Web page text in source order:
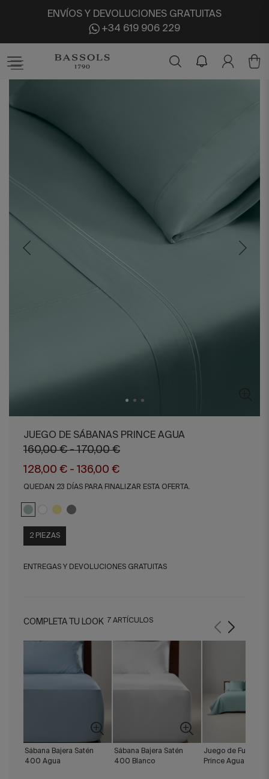
ENVÍOS Y DEVOLUCIONES GRATUITAS
+34 619 906 229
JUEGO DE SÁBANAS PRINCE AGUA
160,00 € - 170,00 €
128,00 € - 136,00 €
QUEDAN 23 DÍAS PARA FINALIZAR ESTA OFERTA.
2 PIEZAS
ENTREGAS Y DEVOLUCIONES GRATUITAS
COMPLETA TU LOOK 7 ARTÍCULOS
Sábana Bajera Satén
400 Agua
Sábana Bajera Satén
400 Blanco
Juego de Funda
Prince Agua